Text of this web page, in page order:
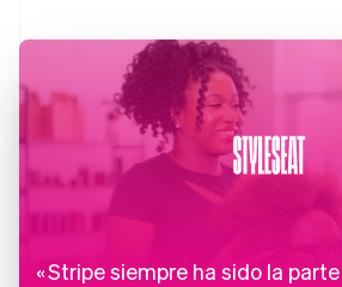
Stripe siempre ha sido la